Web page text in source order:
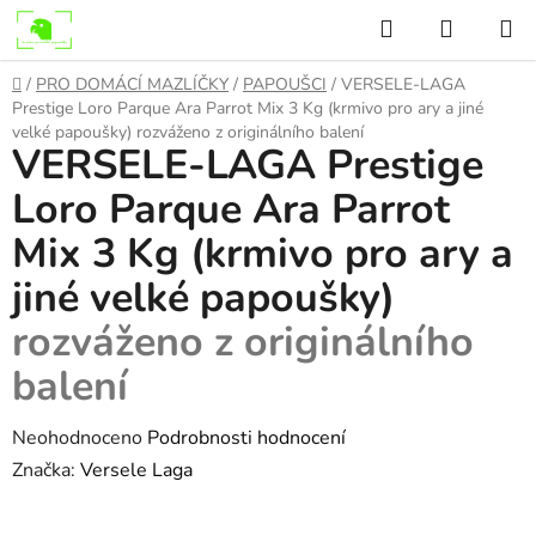
Přejít
na
obsah
Hledat
KOŠÍK
Domů
/ PRO DOMÁCÍ MAZLÍČKY / PAPOUŠCI / VERSELE-LAGA
Prestige Loro Parque Ara Parrot Mix 3 Kg (krmivo pro ary a jiné
velké papoušky) rozváženo z originálního balení
VERSELE-LAGA Prestige
Loro Parque Ara Parrot
Mix 3 Kg (krmivo pro ary a
jiné velké papoušky)
rozváženo z originálního
balení
Průměrné
hodnocení
Neohodnoceno Podrobnosti hodnocení
Značka: Versele Laga